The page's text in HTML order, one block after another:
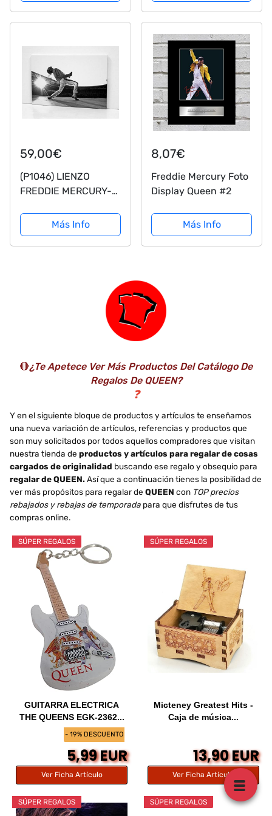
Cuello V
ROCKMUSIC
59,00€
(P1046) LIENZO
FREDDIE MERCURY-
.Impreso en Canvas
de 320gr de
algodón.Tensado
Más Info
8,07€
Freddie Mercury Foto
Display Queen #2
Más Info
🔴¿Te Apetece Ver Más Productos Del Catálogo De
Regalos De QUEEN?
❓
Y en el siguiente bloque de productos y artículos te enseñamos
una nueva variación de artículos, referencias y productos que
son muy solicitados por todos aquellos compradores que visitan
nuestra tienda de productos y artículos para regalar de cosas
cargados de originalidad buscando ese regalo y obsequio para
regalar de QUEEN.Así que a continuación tienes la posibilidad de
ver más propósitos para regalar de QUEEN con TOP precios
rebajados y rebajas de temporada para que disfrutes de tus
compras online.
- 19% DESCUENTO
SÚPER REGALOS
GUITARRA ELECTRICA
THE QUEENS EGK-2362...
5,99 EUR
Ver Ficha Artículo
SÚPER REGALOS
Micteney Greatest Hits -
Caja de música...
13,90 EUR
Ver Ficha Artículo
SÚPER REGALOS SÚPER REGALOS